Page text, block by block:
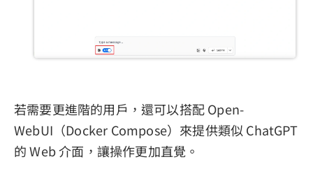
若需要更進階的用戶，還可以搭配 Open-
WebUI（Docker Compose）來提供類似 ChatGPT
的 Web 介面，讓操作更加直覺。